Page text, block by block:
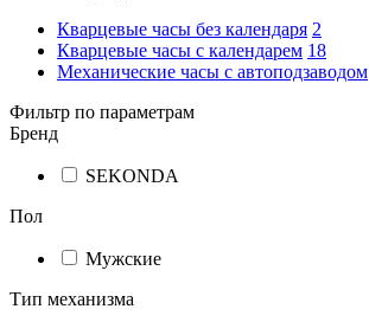
Кварцевые часы без календаря 2
Кварцевые часы с календарем 18
Механические часы с автоподзаводом
Фильтр по параметрам
Бренд
SEKONDA
Пол
Мужские
Тип механизма